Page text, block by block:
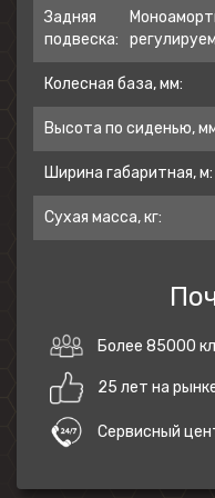
условиях
лёгкость в
неприхотливость
Мотоцикл
механической
классической
Модель 2024
обновлённым
Передняя
вилка
длиной
мм. Оба
Задняя
подвеска:
Колесная база, мм:
Высота по сиденью,
Ширина габаритная, м:
Сухая масса, кг:
Более 85000
25 лет на
Сервисный